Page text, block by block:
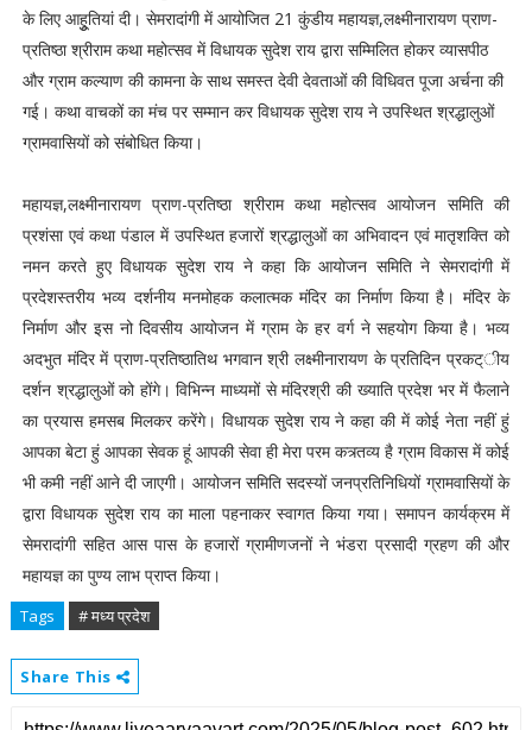
के लिए आहुूतियां दी। सेमरादांगी में आयोजित 21 कुंडीय महायज्ञ,लक्ष्मीनारायण प्राण-
प्रतिष्ठा श्रीराम कथा महोत्सव में विधायक सुदेश राय द्वारा सम्मिलित होकर व्यासपीठ
और ग्राम कल्याण की कामना के साथ समस्त देवी देवताओं की विधिवत पूजा अर्चना की
गई। कथा वाचकों का मंच पर सम्मान कर विधायक सुदेश राय ने उपस्थित श्रद्धालुओं
ग्रामवासियों को संबोधित किया।
महायज्ञ,लक्ष्मीनारायण प्राण-प्रतिष्ठा श्रीराम कथा महोत्सव आयोजन समिति की
प्रशंसा एवं कथा पंडाल में उपस्थित हजारों श्रद्धालुओं का अभिवादन एवं मातृशक्ति को
नमन करते हुए विधायक सुदेश राय ने कहा कि आयोजन समिति ने सेमरादांगी में
प्रदेशस्तरीय भव्य दर्शनीय मनमोहक कलात्मक मंदिर का निर्माण किया है। मंदिर के
निर्माण और इस नो दिवसीय आयोजन में ग्राम के हर वर्ग ने सहयोग किया है। भव्य
अदभुत मंदिर में प्राण-प्रतिष्ठातिथ भगवान श्री लक्ष्मीनारायण के प्रतिदिन प्रकट्ीय
दर्शन श्रद्धालुओं को होंगे। विभिन्न माध्यमों से मंदिरश्री की ख्याति प्रदेश भर में फैलाने
का प्रयास हमसब मिलकर करेंगे। विधायक सुदेश राय ने कहा की में कोई नेता नहीं हुं
आपका बेटा हुं आपका सेवक हूं आपकी सेवा ही मेरा परम कत्र्तव्य है ग्राम विकास में कोई
भी कमी नहीं आने दी जाएगी। आयोजन समिति सदस्यों जनप्रतिनिधियों ग्रामवासियों के
द्वारा विधायक सुदेश राय का माला पहनाकर स्वागत किया गया। समापन कार्यक्रम में
सेमरादांगी सहित आस पास के हजारों ग्रामीणजनों ने भंडरा प्रसादी ग्रहण की और
महायज्ञ का पुण्य लाभ प्राप्त किया।
Tags # मध्य प्रदेश
Share This